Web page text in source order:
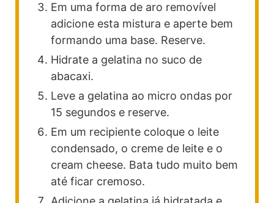
Em uma forma de aro removível
adicione esta mistura e aperte bem
formando uma base. Reserve.
Hidrate a gelatina no suco de
abacaxi.
Leve a gelatina ao micro ondas por
15 segundos e reserve.
Em um recipiente coloque o leite
condensado, o creme de leite e o
cream cheese. Bata tudo muito bem
até ficar cremoso.